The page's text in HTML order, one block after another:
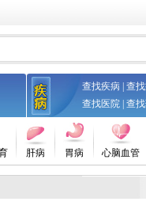
查找疾病 查
查找医院 查
肝病 胃病 心脑血管